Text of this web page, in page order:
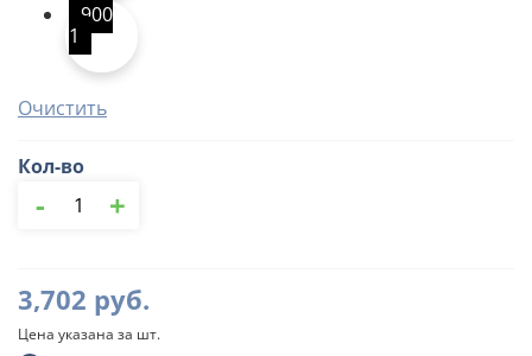
900
1
Очистить
Кол-во
товара
100/150
мм
Aquasystem
- +
3,702 руб.
Цена указана за шт.